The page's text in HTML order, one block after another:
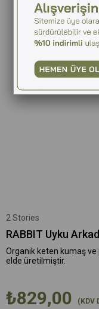
2 Stories
RABBIT Uyku
Organik keten kumaş
elde üretilmiştir.
₺829,00 (KDV